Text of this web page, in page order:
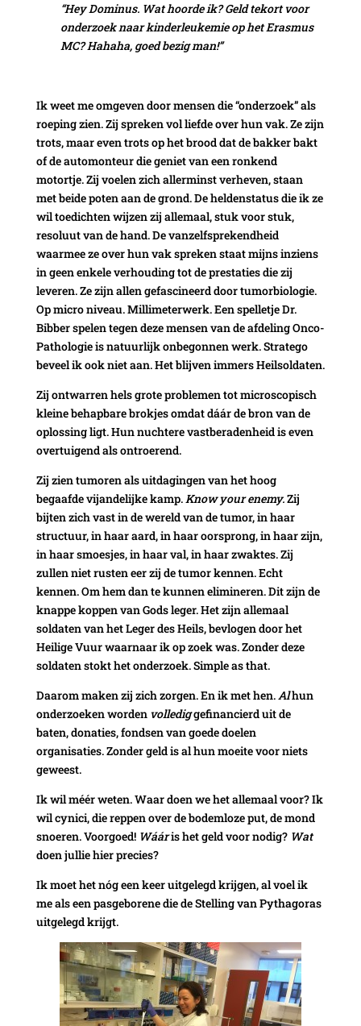
“Hey Dominus. Wat hoorde ik? Geld tekort voor
onderzoek naar kinderleukemie op het Erasmus
MC? Hahaha, goed bezig man!”
Ik weet me omgeven door mensen die “onderzoek” als
roeping zien. Zij spreken vol liefde over hun vak. Ze zijn
trots, maar even trots op het brood dat de bakker bakt
of de automonteur die geniet van een ronkend
motortje. Zij voelen zich allerminst verheven, staan
met beide poten aan de grond. De heldenstatus die ik ze
wil toedichten wijzen zij allemaal, stuk voor stuk,
resoluut van de hand. De vanzelfsprekendheid
waarmee ze over hun vak spreken staat mijns inziens
in geen enkele verhouding tot de prestaties die zij
leveren. Ze zijn allen gefascineerd door tumorbiologie.
Op micro niveau. Millimeterwerk. Een spelletje Dr.
Bibber spelen tegen deze mensen van de afdeling Onco-
Pathologie is natuurlijk onbegonnen werk. Stratego
beveel ik ook niet aan. Het blijven immers Heilsoldaten.
Zij ontwarren hels grote problemen tot microscopisch
kleine behapbare brokjes omdat dáár de bron van de
oplossing ligt. Hun nuchtere vastberadenheid is even
overtuigend als ontroerend.
Zij zien tumoren als uitdagingen van het hoog
begaafde vijandelijke kamp.Know your enemy.Zij
bijten zich vast in de wereld van de tumor, in haar
structuur, in haar aard, in haar oorsprong, in haar zijn,
in haar smoesjes, in haar val, in haar zwaktes. Zij
zullen niet rusten eer zij de tumor kennen. Echt
kennen. Om hem dan te kunnen elimineren. Dit zijn de
knappe koppen van Gods leger. Het zijn allemaal
soldaten van het Leger des Heils, bevlogen door het
Heilige Vuur waarnaar ik op zoek was. Zonder deze
soldaten stokt het onderzoek. Simple as that.
Daarom maken zij zich zorgen. En ik met hen.Alhun
onderzoeken worden vollediggefinancierd uit de
baten, donaties, fondsen van goede doelen
organisaties. Zonder geld is al hun moeite voor niets
geweest.
Ik wil méér weten. Waar doen we het allemaal voor? Ik
wil cynici, die reppen over de bodemloze put, de mond
snoeren. Voorgoed! Wááris het geld voor nodig? Wat
doen jullie hier precies?
Ik moet het nóg een keer uitgelegd krijgen, al voel ik
me als een pasgeborene die de Stelling van Pythagoras
uitgelegd krijgt.